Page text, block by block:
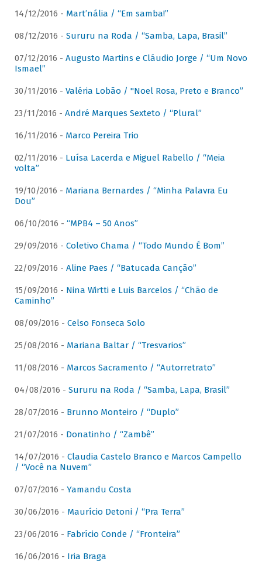
14/12/2016 - Mart’nália / “Em samba!”
08/12/2016 - Sururu na Roda / “Samba, Lapa, Brasil”
07/12/2016 - Augusto Martins e Cláudio Jorge / “Um Novo
Ismael”
30/11/2016 - Valéria Lobão / "Noel Rosa, Preto e Branco”
23/11/2016 - André Marques Sexteto / “Plural”
16/11/2016 - Marco Pereira Trio
02/11/2016 - Luísa Lacerda e Miguel Rabello / “Meia
volta”
19/10/2016 - Mariana Bernardes / “Minha Palavra Eu
Dou”
06/10/2016 - “MPB4 – 50 Anos”
29/09/2016 - Coletivo Chama / “Todo Mundo É Bom”
22/09/2016 - Aline Paes / “Batucada Canção”
15/09/2016 - Nina Wirtti e Luis Barcelos / “Chão de
Caminho”
08/09/2016 - Celso Fonseca Solo
25/08/2016 - Mariana Baltar / “Tresvarios”
11/08/2016 - Marcos Sacramento / “Autorretrato”
04/08/2016 - Sururu na Roda / “Samba, Lapa, Brasil”
28/07/2016 - Brunno Monteiro / “Duplo”
21/07/2016 - Donatinho / “Zambê”
14/07/2016 - Claudia Castelo Branco e Marcos Campello
/ “Você na Nuvem”
07/07/2016 - Yamandu Costa
30/06/2016 - Maurício Detoni / “Pra Terra”
23/06/2016 - Fabrício Conde / “Fronteira”
16/06/2016 - Iria Braga